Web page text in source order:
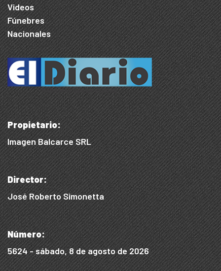
Videos
Fúnebres
Nacionales
Propietario:
Imagen Balcarce SRL
Director:
José Roberto Simonetta
Número:
5624 - sábado, 8 de agosto de 2026